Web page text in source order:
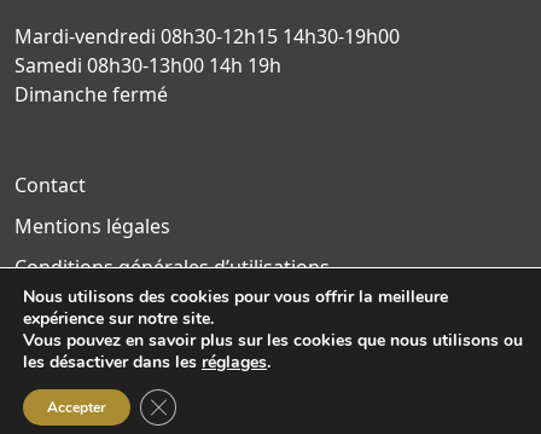
Nous utilisons des cookies pour vous offrir la meilleure
expérience sur notre site.
Vous pouvez en savoir plus sur les cookies que nous utilisons ou
les désactiver dans les réglages.
Accepter Fermer la bannière des cookies GDPR
Mardi-vendredi 08h30-12h15 14h30-19h00
Samedi 08h30-13h00 14h 19h
Dimanche fermé
Contact
Mentions légales
Conditions générales d’utilisations
Politique de confidentialité
Site WordPress par Nouvel Oeil